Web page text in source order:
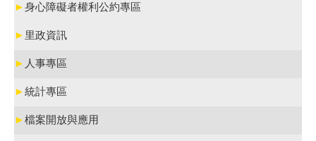
►身心障礙者權利公約專區
► 里政資訊
► 人事專區
►統計專區
►檔案開放與應用